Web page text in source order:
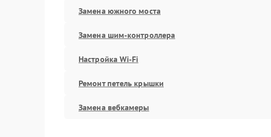
Замена южного моста
Замена шим-контроллера
Настройка Wi-Fi
Ремонт петель крышки
Замена вебкамеры